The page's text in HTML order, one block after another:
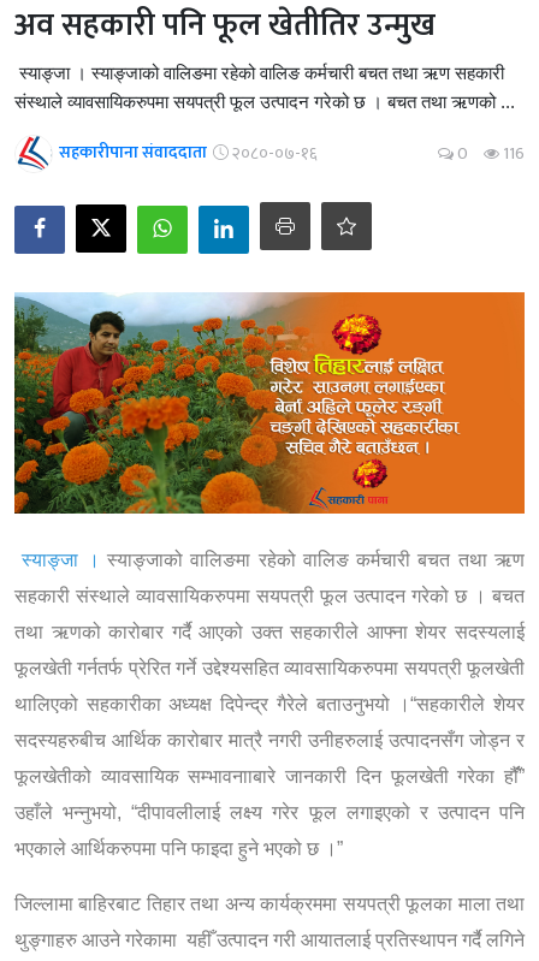
अव सहकारी पनि फूल खेतीतिर उन्मुख
स्याङ्जा । स्याङ्जाको वालिङमा रहेको वालिङ कर्मचारी बचत तथा ऋण सहकारी
संस्थाले व्यावसायिकरुपमा सयपत्री फूल उत्पादन गरेको छ । बचत तथा ऋणको ...
सहकारीपाना संवाददाता २०८०-०७-१६ 0 116
स्याङ्जा । स्याङ्जाको वालिङमा रहेको वालिङ कर्मचारी बचत तथा ऋण
सहकारी संस्थाले व्यावसायिकरुपमा सयपत्री फूल उत्पादन गरेको छ । बचत
तथा ऋणको कारोबार गर्दै आएको उक्त सहकारीले आफ्ना शेयर सदस्यलाई
फूलखेती गर्नतर्फ प्रेरित गर्ने उद्देश्यसहित व्यावसायिकरुपमा सयपत्री फूलखेती
थालिएको सहकारीका अध्यक्ष दिपेन्द्र गैरेले बताउनुभयो ।“सहकारीले शेयर
सदस्यहरुबीच आर्थिक कारोबार मात्रै नगरी उनीहरुलाई उत्पादनसँग जोड्न र
फूलखेतीको व्यावसायिक सम्भावनााबारे जानकारी दिन फूलखेती गरेका हौंँ”
उहाँले भन्नुभयो, “दीपावलीलाई लक्ष्य गरेर फूल लगाइएको र उत्पादन पनि
भएकाले आर्थिकरुपमा पनि फाइदा हुने भएको छ ।”
जिल्लामा बाहिरबाट तिहार तथा अन्य कार्यक्रममा सयपत्री फूलका माला तथा
थुङ्गाहरु आउने गरेकामा यहीँ उत्पादन गरी आयातलाई प्रतिस्थापन गर्दै लगिने